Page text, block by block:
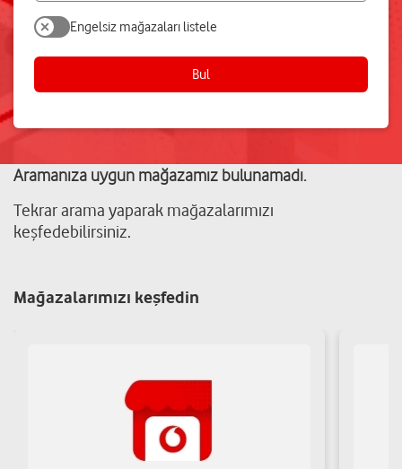
Bul
Engelsiz mağazaları listele
Aramanıza uygun mağazamız bulunamadı.
Tekrar arama yaparak mağazalarımızı
keşfedebilirsiniz.
Mağazalarımızı keşfedin